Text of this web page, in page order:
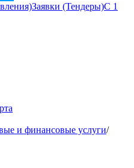
Заявки (Тендеры)С 1
и финансовые услуги/